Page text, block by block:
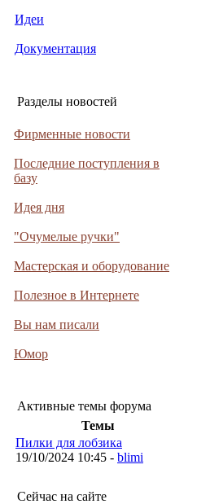
Идеи
Документация
Разделы новостей
Фирменные новости
Последние поступления в
базу
Идея дня
"Очумелые ручки"
Мастерская и оборудование
Полезное в Интернете
Вы нам писали
Юмор
Активные темы форума
Темы
Пилки для лобзика
19/10/2024 10:45 - blimi
Сейчас на сайте